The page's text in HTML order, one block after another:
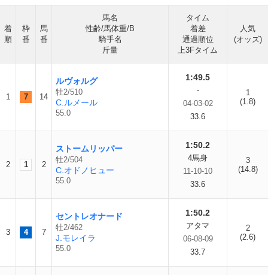
着
順
枠
番
馬
番
馬名
性齢/馬体重/B
騎手名
斤量
タイム
着差
通過順位
上3Fタイム
人気
(オッズ)
1 7 14
ルヴォルグ
牡2/510
C.ルメール
55.0
1:49.5
-
04-03-02
33.6
1
(1.8)
2 1 2
ストームリッパー
牡2/504
C.オドノヒュー
55.0
1:50.2
4馬身
11-10-10
33.6
3
(14.8)
3 4 7
セントレオナード
牡2/462
J.モレイラ
55.0
1:50.2
アタマ
06-08-09
33.7
2
(2.6)